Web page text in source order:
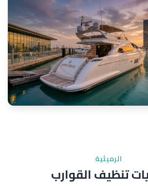
الرميثية
تنظيف القوارب